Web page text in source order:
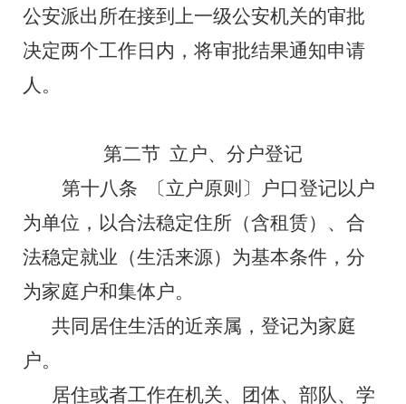
公安派出所在接到上一级公安机关的审批
决定两个工作日内，将审批结果通知申请
人。
第二节 立户、分户登记
第十八条
〔立户原则〕户口登记以户
为单位，以合法稳定住所（含租赁）、合
法稳定就业（生活来源）为基本条件，分
为家庭户和集体户。
共同居住生活的近亲属， 登记为家庭
户。
居住或者工作在机关、团体、部队、学